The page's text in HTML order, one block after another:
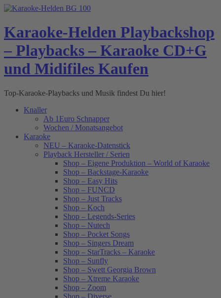
Skip
content
Karaoke-Helden Playbackshop
– Playbacks – Karaoke CD+G
und Midifiles Kaufen
Top-Karaoke-Playbacks und Musik findest Du hier!
Knaller
Ab 1Euro Schnapper
Wochen / Monatsangebot
Karaoke
NEU – Karaoke-Datenstick
Playback Hersteller / Serien
Shop – Eigene Produktion – World of Karaoke
Shop – Backstage-Karaoke
Shop – Easy Hits
Shop – FUNCD
Shop – Just Tracks
Shop – Koch
Shop – Legends-Series
Shop – Nutech
Shop – Pocket Songs
Shop – Singers Dream
Shop – StarTracks – Karaoke
Shop – Sunfly
Shop – Swett Georgia Brown
Shop – Xtreme Karaoke
Shop – Zoom
Shop – Diverse